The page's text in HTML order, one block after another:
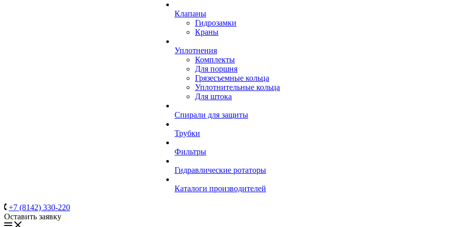
Клапаны
Гидрозамки
Краны
Уплотнения
Комплекты
Для поршня
Грязесъемные кольца
Уплотнительные кольца
Для штока
Спирали для защиты
Трубки
Фильтры
Гидравлические ротаторы
Каталоги производителей
+7 (8142) 330-220
Оставить заявку